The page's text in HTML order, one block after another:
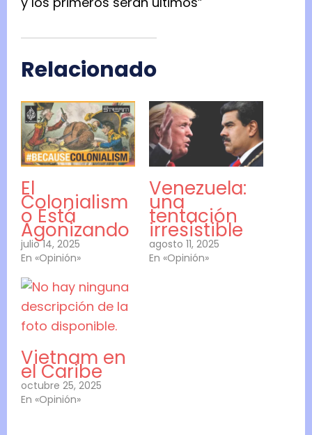
Relacionado
El
Colonialism
o Está
Agonizando
julio 14, 2025
En «Opinión»
Venezuela:
una
tentación
irresistible
agosto 11, 2025
En «Opinión»
Vietnam en
el Caribe
octubre 25, 2025
En «Opinión»